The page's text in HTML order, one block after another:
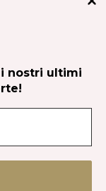
nostri ultimi